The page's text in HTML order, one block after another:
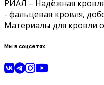
РИАЛ – Надёжная
- фальцевая кровля,
Материалы для кровли
Мы в соцсетях